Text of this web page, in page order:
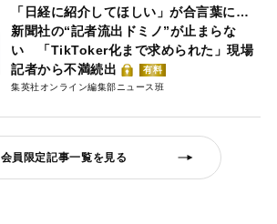
「日経に紹介してほしい」が合言葉に…
新聞社の“記者流出ドミノ”が止まらな
い 「TikToker化まで求められた」現場
記者から不満続出
有料
集英社オンライン編集部ニュース班
会員限定記事一覧を見る